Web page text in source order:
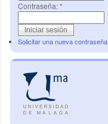
Contraseña:*
Solicitar una nueva contraseña